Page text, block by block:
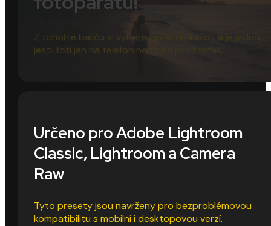
Z tohohle balíču si vybere opravdu každý a je jedno,
jestli fotí jen na telefon nebo na profi foťák.
Určeno pro Adobe Lightroom
Classic, Lightroom a Camera
Raw
Tyto presety jsou navrženy pro bezproblémovou
kompatibilitu s mobilní i desktopovou verzí.